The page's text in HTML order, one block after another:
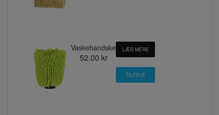
Vaskehandske
52.00 kr
LÆR MERE